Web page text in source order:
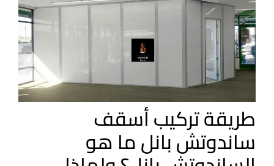
طريقة تركيب أسقف
ساندوتش بانل ما هو